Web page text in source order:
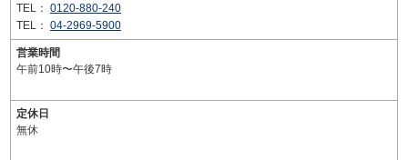
TEL： 0120-880-240
TEL： 04-2969-5900
営業時間
午前10時〜午後7時
定休日
無休